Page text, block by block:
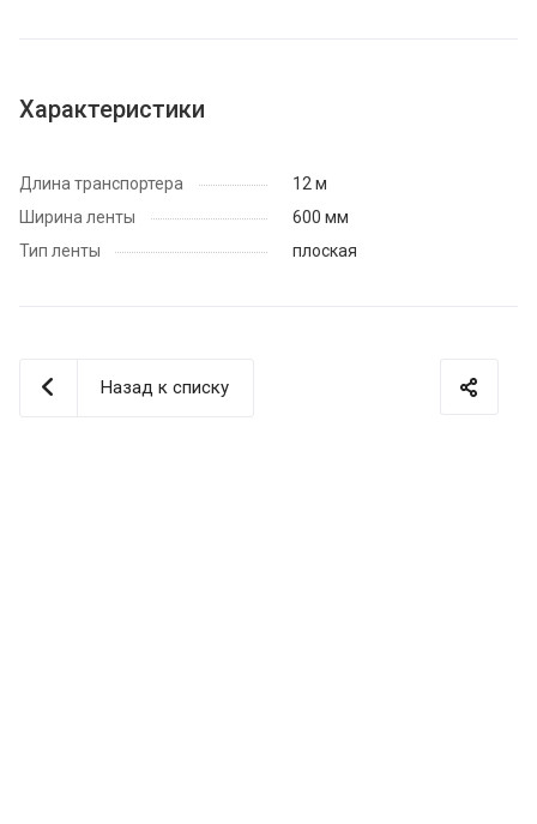
Характеристики
Длина транспортера
12 м
Ширина ленты
600 мм
Тип ленты
плоская
Назад к списку